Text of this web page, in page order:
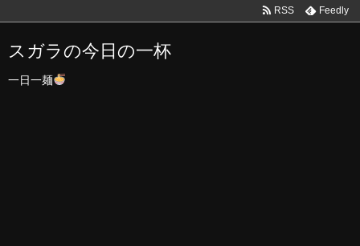
スガラの今日の一杯
一日一麺
RSS Feedly